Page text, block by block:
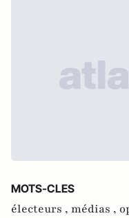
MOTS-CLES
électeurs , médias ,